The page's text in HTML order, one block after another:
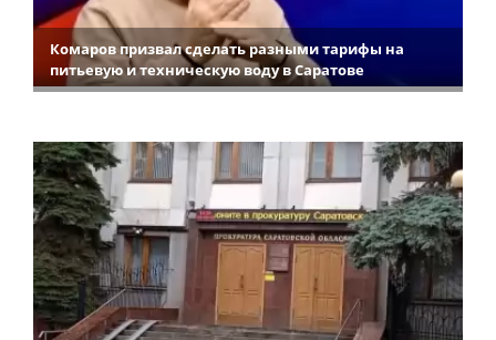
Комаров призвал сделать разными тарифы на
питьевую и техническую воду в Саратове